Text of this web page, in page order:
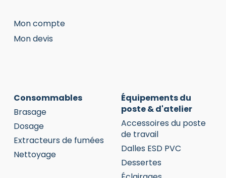
Mon compte
Mon devis
Consommables
Brasage
Dosage
Extracteurs de fumées
Nettoyage
Équipements du
poste & d'atelier
Accessoires du poste
de travail
Dalles ESD PVC
Dessertes